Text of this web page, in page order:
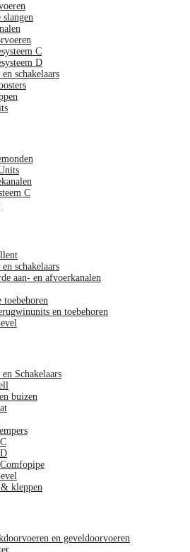
C
D
en schakelaars
C
en schakelaars
aan- en afvoerkanalen
toebehoren
en toebehoren
en Schakelaars
buizen
& kleppen
en geveldoorvoeren